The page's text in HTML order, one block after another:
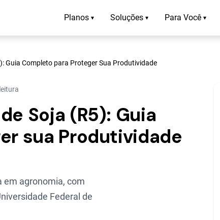
Planos ▾ Soluções ▾ Para Você ▾
Guia Completo para Proteger Sua Produtividade
Soja (R5): Guia
sua Produtividade
em agronomia, com
Federal de